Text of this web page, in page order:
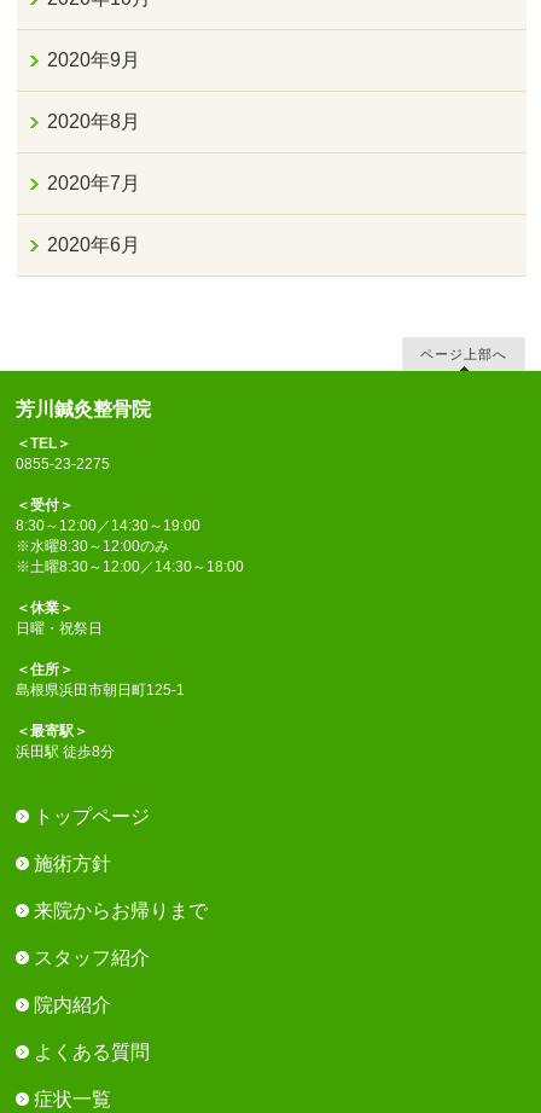
2020年9月
2020年8月
2020年7月
2020年6月
ページ上部へ
芳川鍼灸整骨院
＜TEL＞
0855-23-2275
＜受付＞
8:30～12:00／14:30～19:00
※水曜8:30～12:00のみ
※土曜8:30～12:00／14:30～18:00
＜休業＞
日曜・祝祭日
＜住所＞
島根県浜田市朝日町125-1
＜最寄駅＞
浜田駅 徒歩8分
トップページ
施術方針
来院からお帰りまで
スタッフ紹介
院内紹介
よくある質問
症状一覧